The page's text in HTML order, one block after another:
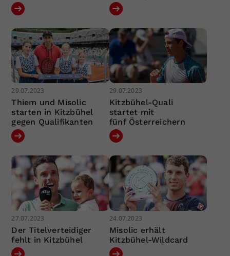
29.07.2023
Thiem und Misolic
starten in Kitzbühel
gegen Qualifikanten
29.07.2023
Kitzbühel-Quali
startet mit
fünf Österreichern
27.07.2023
Der Titelverteidiger
fehlt in Kitzbühel
24.07.2023
Misolic erhält
Kitzbühel-Wildcard